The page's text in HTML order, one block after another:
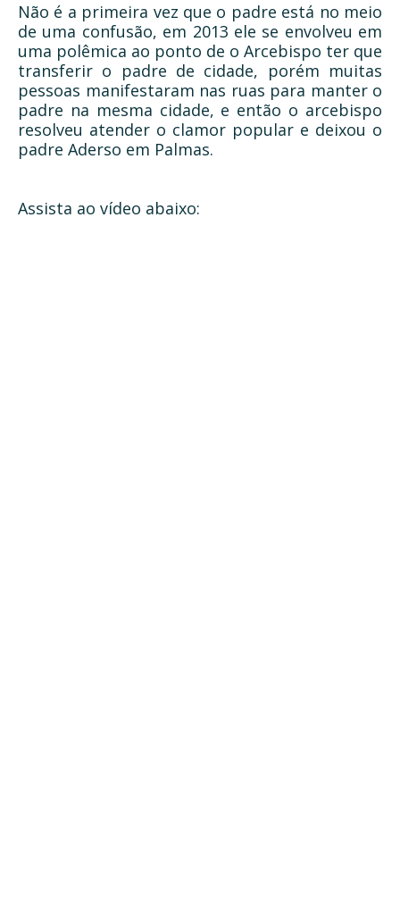
Não é a primeira vez que o padre está no meio
de uma confusão, em 2013 ele se envolveu em
uma polêmica ao ponto de o Arcebispo ter que
transferir o padre de cidade, porém muitas
pessoas manifestaram nas ruas para manter o
padre na mesma cidade, e então o arcebispo
resolveu atender o clamor popular e deixou o
padre Aderso em Palmas.
Assista ao vídeo abaixo: